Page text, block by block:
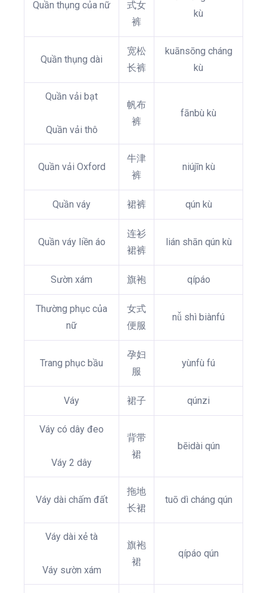
Quần thụng của nữ
式女
裤
kù
Quần thụng dài
宽松
长裤
kuānsōng cháng
kù
Quần vải bạt
Quần vải thô
帆布
裤
fānbù kù
Quần vải Oxford
牛津
裤
niújīn kù
Quần váy 裙裤 qún kù
Quần váy liền áo
连衫
裙裤
lián shān qún kù
Sườn xám 旗袍 qípáo
Thường phục của
nữ
女式
便服
nǚ shì biànfú
Trang phục bầu
孕妇
服
yùnfù fú
Váy 裙子 qúnzi
Váy có dây đeo
Váy 2 dây
背带
裙
bēidài qún
Váy dài chấm đất
拖地
长裙
tuō dì cháng qún
Váy dài xẻ tà
Váy sườn xám
旗袍
裙
qípáo qún